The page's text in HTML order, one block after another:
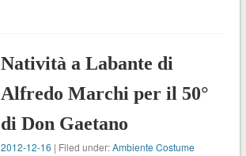
Natività a Labante di
Alfredo Marchi per il 50°
di Don Gaetano
2012-12-16 | Filed under:Ambiente Costume